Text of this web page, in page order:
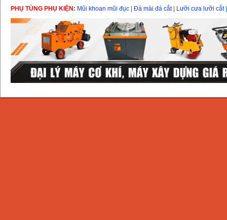
PHỤ TÙNG PHỤ KIỆN: Mũi khoan mũi đục Đá mài đá cắt| Lưỡi cưa lưỡi cắt